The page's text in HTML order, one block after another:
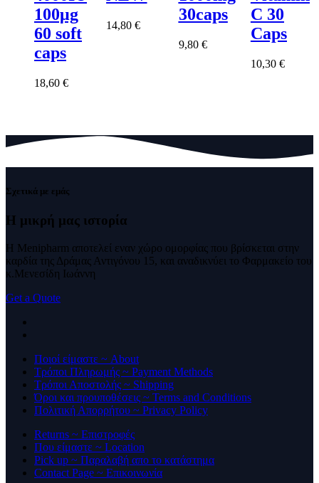
100μg
60 soft
caps
18,60 €
14,80€
30caps
9,80 €
C 30
Caps
10,30 €
Σχετικά με εμάς
Η μικρή μας ιστορία
Η Menipharm αποτελεί εναν χώρο ομορφίας που βρίσκεται στην
καρδία της Δράμας Αντιγόνου 15, και αναδικνύει το Φαρμακείο του
κ.Μενεσίδη Ιωάννη
Get a Quote
Ποιοί είμαστε ~ About
Τρόποι Πληρωμής ~ Payment Methods
Τρόποι Αποστολής ~ Shipping
Όροι και προυποθέσεις ~ Terms and Conditions
Πολιτική Απορρήτου ~ Privacy Policy
Returns ~ Επιστροφές
Που είμαστε ~ Location
Pick up ~ Παραλαβή απο το κατάστημα
Contact Page ~ Επικοινωνία